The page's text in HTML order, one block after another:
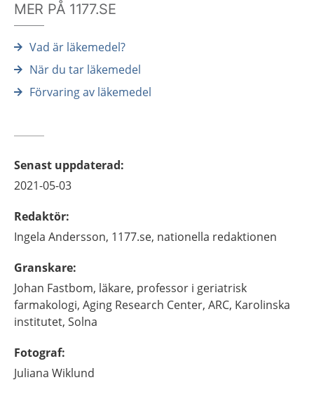
MER PÅ 1177.SE
Vad är läkemedel?
När du tar läkemedel
Förvaring av läkemedel
Senast uppdaterad:
2021-05-03
Redaktör:
Ingela Andersson, 1177.se, nationella redaktionen
Granskare:
Johan Fastbom, läkare, professor i geriatrisk
farmakologi, Aging Research Center, ARC, Karolinska
institutet, Solna
Fotograf:
Juliana Wiklund